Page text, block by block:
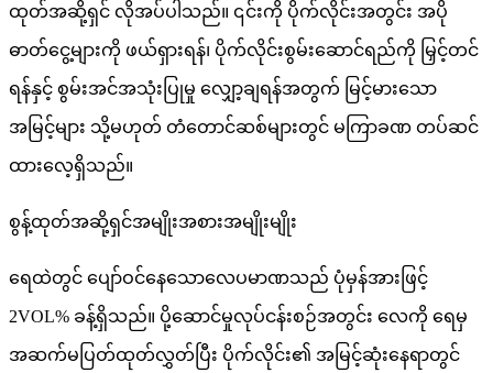
ထုတ်အဆို့ရှင် လိုအပ်ပါသည်။ ၎င်းကို ပိုက်လိုင်းအတွင်း အပို
ဓာတ်ငွေ့များကို ဖယ်ရှားရန်၊ ပိုက်လိုင်းစွမ်းဆောင်ရည်ကို မြှင့်တင်
ရန်နှင့် စွမ်းအင်အသုံးပြုမှု လျှော့ချရန်အတွက် မြင့်မားသော
အမြင့်များ သို့မဟုတ် တံတောင်ဆစ်များတွင် မကြာခဏ တပ်ဆင်
ထားလေ့ရှိသည်။
စွန့်ထုတ်အဆို့ရှင်အမျိုးအစားအမျိုးမျိုး
ရေထဲတွင် ပျော်ဝင်နေသောလေပမာဏသည် ပုံမှန်အားဖြင့်
2VOL% ခန့်ရှိသည်။ ပို့ဆောင်မှုလုပ်ငန်းစဉ်အတွင်း လေကို ရေမှ
အဆက်မပြတ်ထုတ်လွှတ်ပြီး ပိုက်လိုင်း၏ အမြင့်ဆုံးနေရာတွင်